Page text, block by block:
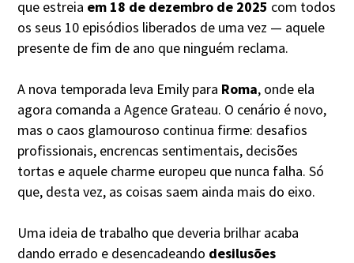
que estreia em 18 de dezembro de 2025 com todos
os seus 10 episódios liberados de uma vez — aquele
presente de fim de ano que ninguém reclama.
A nova temporada leva Emily para Roma, onde ela
agora comanda a Agence Grateau. O cenário é novo,
mas o caos glamouroso continua firme: desafios
profissionais, encrencas sentimentais, decisões
tortas e aquele charme europeu que nunca falha. Só
que, desta vez, as coisas saem ainda mais do eixo.
Uma ideia de trabalho que deveria brilhar acaba
dando errado e desencadeando desilusões